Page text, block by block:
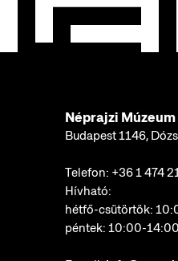
Néprajzi Múzeum
Budapest 1146,
Telefon: +36 1 474
Hívható:
hétfő-csütörtök:
péntek: 10:00-14:00